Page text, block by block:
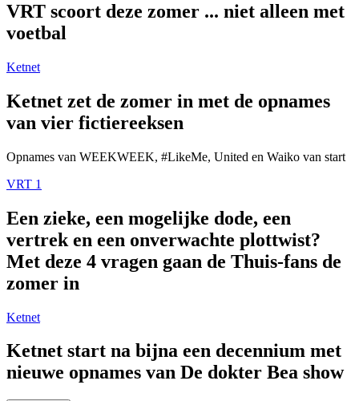
VRT scoort deze zomer ... niet alleen met
voetbal
Ketnet
Ketnet zet de zomer in met de opnames
van vier fictiereeksen
Opnames van WEEKWEEK, #LikeMe, United en Waiko van start
VRT 1
Een zieke, een mogelijke dode, een
vertrek en een onverwachte plottwist?
Met deze 4 vragen gaan de Thuis-fans de
zomer in
Ketnet
Ketnet start na bijna een decennium met
nieuwe opnames van De dokter Bea show